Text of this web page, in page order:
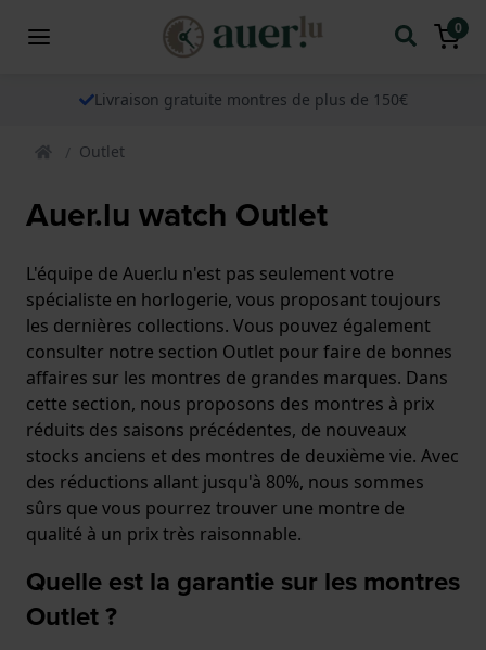
0
Livraison gratuite montres de plus de 150€
Outlet
Auer.lu watch Outlet
L'équipe de Auer.lu n'est pas seulement votre
spécialiste en horlogerie, vous proposant toujours
les dernières collections. Vous pouvez également
consulter notre section Outlet pour faire de bonnes
affaires sur les montres de grandes marques. Dans
cette section, nous proposons des montres à prix
réduits des saisons précédentes, de nouveaux
stocks anciens et des montres de deuxième vie. Avec
des réductions allant jusqu'à 80%, nous sommes
sûrs que vous pourrez trouver une montre de
qualité à un prix très raisonnable.
Quelle est la garantie sur les montres
Outlet ?